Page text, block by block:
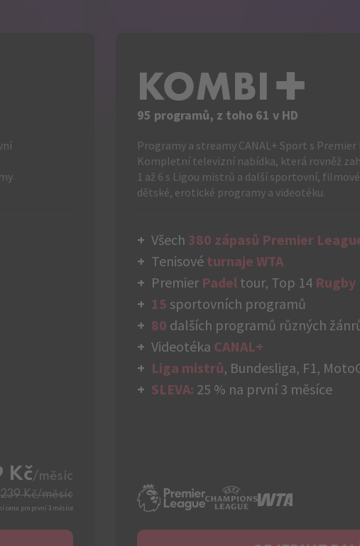
Kč/měsíc
239 Kč/měsíc
cena pro první 3 měsíce
KOMBI+
95 programů, z toho 61 v HD
Programy a streamy CANAL+ Sport s Premier
Kompletní televizní nabídka, která rovněž
1 až 6 s Ligou mistrů a další sportovní,
dětské, erotické programy a videotéku.
Všech 380 zápasů Premier
Tenisové turnaje WTA
Premier Padel tour, Top 14 Rugby
15 sportovních programů
80 dalších programů různých
Videotéka CANAL+
Liga mistrů, Bundesliga, F1,
SLEVA: 25 % na první 3 měsíce